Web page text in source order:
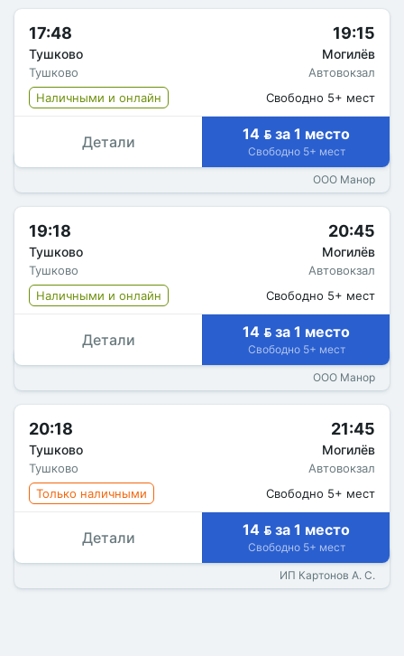
17:48
Тушково
Тушково
19:15
Могилёв
Автовокзал
Наличными и онлайн
Свободно 5+ мест
Детали 14  за 1 место
Свободно 5+ мест
ООО Манор
19:18
Тушково
Тушково
20:45
Могилёв
Автовокзал
Наличными и онлайн
Свободно 5+ мест
Детали 14  за 1 место
Свободно 5+ мест
ООО Манор
20:18
Тушково
Тушково
21:45
Могилёв
Автовокзал
Только наличными
Свободно 5+ мест
Детали 14  за 1 место
Свободно 5+ мест
ИП Картонов А. С.